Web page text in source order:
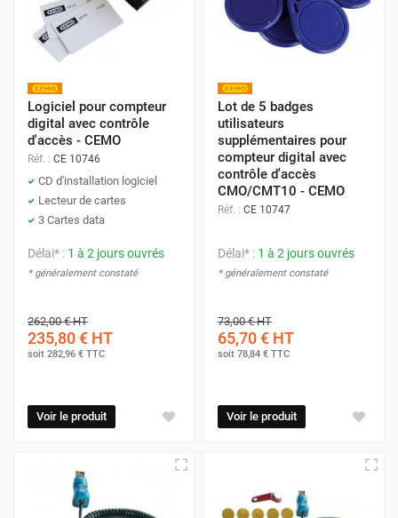
Logiciel pour compteur
digital avec contrôle
d'accès - CEMO
Réf. : CE 10746
CD d'installation logiciel
Lecteur de cartes
3 Cartes data
Délai* : 1 à 2 jours ouvrés
* généralement constaté
262,00 €HT
235,80 € HT
soit 282,96 € TTC
Voir le produit
Lot de 5 badges
utilisateurs
supplémentaires pour
compteur digital avec
contrôle d'accès
CMO/CMT10 - CEMO
Réf. : CE 10747
Délai* : 1 à 2 jours ouvrés
* généralement constaté
73,00 €HT
65,70 € HT
soit 78,84 € TTC
Voir le produit